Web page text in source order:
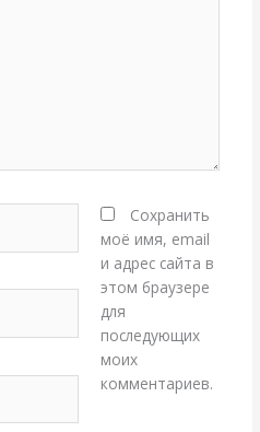
Сохранить
моё имя, email
и адрес сайта в
этом браузере
для
последующих
моих
комментариев.